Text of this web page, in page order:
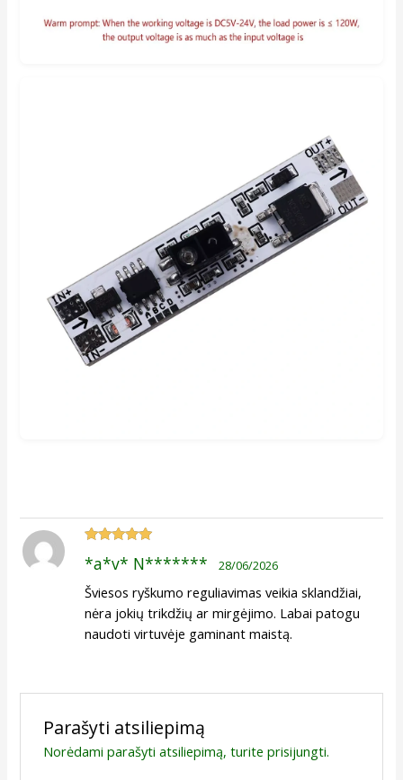
5iš 5
*a*v* N******* 28/06/2026
Šviesos ryškumo reguliavimas veikia sklandžiai,
nėra jokių trikdžių ar mirgėjimo. Labai patogu
naudoti virtuvėje gaminant maistą.
Parašyti atsiliepimą
Norėdami parašyti atsiliepimą, turite prisijungti.